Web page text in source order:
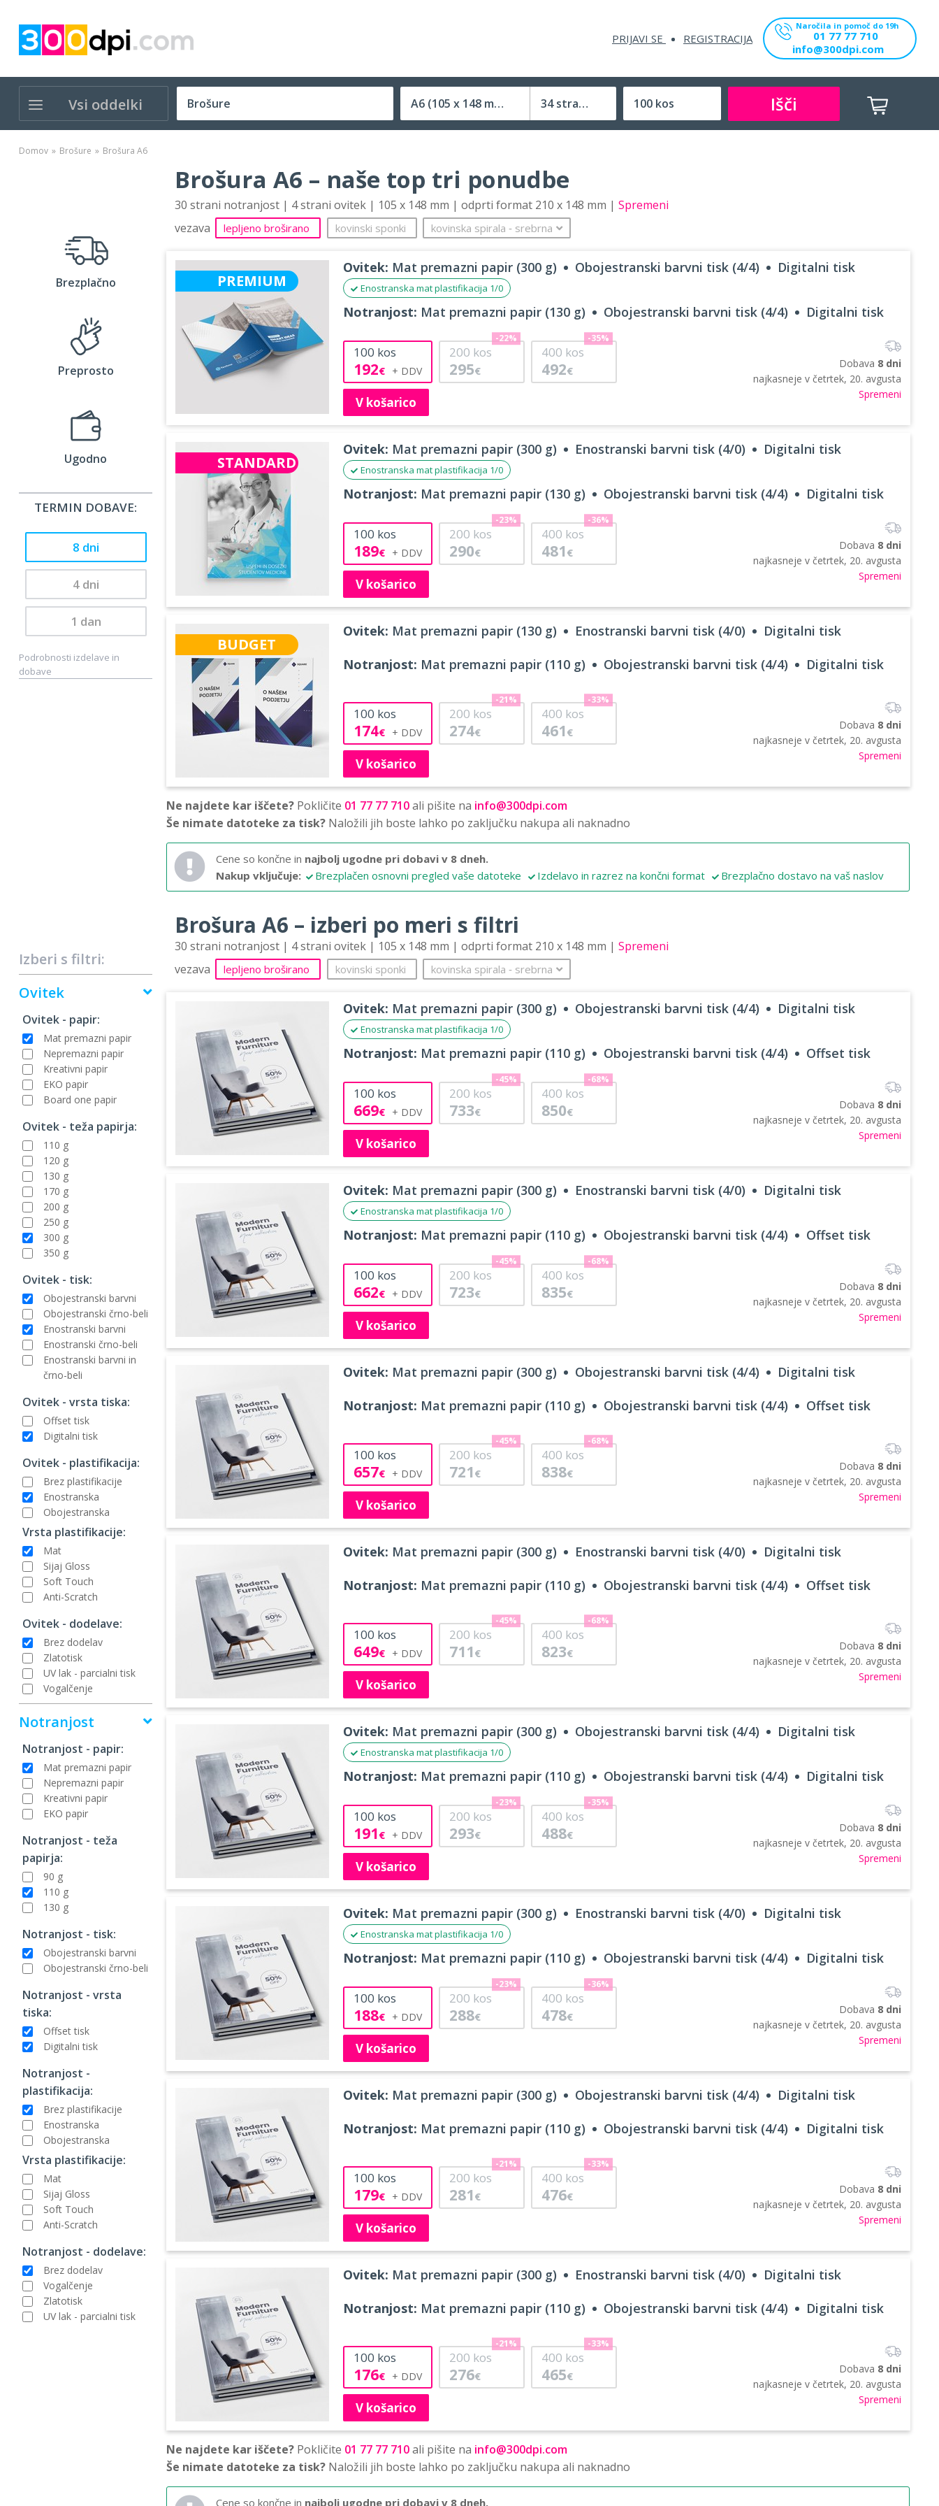
PRIJAVI SE REGISTRACIJA
Naročila in pomoč do 19h
01 77 77 710
info@300dpi.com
Vsi oddelki A6 (105 x 148 mm)
Velikost (zaprte) tiskovine
34 strani Išči
Domov Brošure Brošura A6
Brezplačno
Preprosto
Ugodno
TERMIN DOBAVE:
8 dni
4 dni
1 dan
Podrobnosti izdelave in
dobave
Izberi s filtri:
Ovitek
Ovitek - papir:
Mat premazni papir
Nepremazni papir
Kreativni papir
EKO papir
Board one papir
Ovitek - teža papirja:
110 g
120 g
130 g
170 g
200 g
250 g
300 g
350 g
Ovitek - tisk:
Obojestranski barvni
Obojestranski črno-beli
Enostranski barvni
Enostranski črno-beli
Enostranski barvni in
črno-beli
Ovitek - vrsta tiska:
Offset tisk
Digitalni tisk
Ovitek - plastifikacija:
Brez plastifikacije
Enostranska
Obojestranska
Vrsta plastifikacije:
Mat
Sijaj Gloss
Soft Touch
Anti-Scratch
Ovitek - dodelave:
Brez dodelav
Zlatotisk
UV lak - parcialni tisk
Vogalčenje
Notranjost
Notranjost - papir:
Mat premazni papir
Nepremazni papir
Kreativni papir
EKO papir
Notranjost - teža
papirja:
90 g
110 g
130 g
Notranjost - tisk:
Obojestranski barvni
Obojestranski črno-beli
Notranjost - vrsta
tiska:
Offset tisk
Digitalni tisk
Notranjost -
plastifikacija:
Brez plastifikacije
Enostranska
Obojestranska
Vrsta plastifikacije:
Mat
Sijaj Gloss
Soft Touch
Anti-Scratch
Notranjost - dodelave:
Brez dodelav
Vogalčenje
Zlatotisk
UV lak - parcialni tisk
Brošura A6 – naše top tri ponudbe
30 strani notranjost | 4 strani ovitek | 105 x 148 mm | odprti format 210 x 148 mm | Spremeni
vezava
lepljeno broširano kovinski sponki kovinska spirala ‐ srebrna
PREMIUM
Ovitek: Mat premazni papir (300 g) Obojestranski barvni tisk (4/4) Digitalni tisk
Enostranska mat plastifikacija 1/0
Notranjost: Mat premazni papir (130 g) Obojestranski barvni tisk (4/4) Digitalni tisk
100 kos
192€
200 kos
295€
-22%
400 kos
492€
-35%
V košarico
Dobava 8 dni
najkasneje v četrtek, 20. avgusta
Spremeni
STANDARD
Ovitek: Mat premazni papir (300 g) Enostranski barvni tisk (4/0) Digitalni tisk
Enostranska mat plastifikacija 1/0
Notranjost: Mat premazni papir (130 g) Obojestranski barvni tisk (4/4) Digitalni tisk
100 kos
189€
200 kos
290€
-23%
400 kos
481 €
-36%
V košarico
Dobava 8 dni
najkasneje v četrtek, 20. avgusta
Spremeni
BUDGET
Ovitek: Mat premazni papir (130 g) Enostranski barvni tisk (4/0) Digitalni tisk
Notranjost: Mat premazni papir (110 g) Obojestranski barvni tisk (4/4) Digitalni tisk
100 kos
174€
200 kos
274€
-21%
400 kos
461 €
-33%
V košarico
Dobava 8 dni
najkasneje v četrtek, 20. avgusta
Spremeni
Ne najdete kar iščete? Pokličite 01 77 77 710ali pišite na info@300dpi.com
Še nimate datoteke za tisk? Naložili jih boste lahko po zaključku nakupa ali naknadno
Cene so končne in najbolj ugodne pri dobavi v 8 dneh.
Nakup vključuje:
Brezplačen osnovni pregled vaše datoteke Izdelavo in razrez na končni format Brezplačno dostavo na vaš naslov
Brošura A6 – izberi po meri s filtri
30 strani notranjost | 4 strani ovitek | 105 x 148 mm | odprti format 210 x 148 mm | Spremeni
vezava
lepljeno broširano kovinski sponki kovinska spirala ‐ srebrna
Ovitek: Mat premazni papir (300 g) Obojestranski barvni tisk (4/4) Digitalni tisk
Enostranska mat plastifikacija 1/0
Notranjost: Mat premazni papir (110 g) Obojestranski barvni tisk (4/4) Offset tisk
100 kos
669€
200 kos
733€
-45%
400 kos
850€
-68%
V košarico
Dobava 8 dni
najkasneje v četrtek, 20. avgusta
Spremeni
Ovitek: Mat premazni papir (300 g) Enostranski barvni tisk (4/0) Digitalni tisk
Enostranska mat plastifikacija 1/0
Notranjost: Mat premazni papir (110 g) Obojestranski barvni tisk (4/4) Offset tisk
100 kos
662€
200 kos
723€
-45%
400 kos
835€
-68%
V košarico
Dobava 8 dni
najkasneje v četrtek, 20. avgusta
Spremeni
Ovitek: Mat premazni papir (300 g) Obojestranski barvni tisk (4/4) Digitalni tisk
Notranjost: Mat premazni papir (110 g) Obojestranski barvni tisk (4/4) Offset tisk
100 kos
657€
200 kos
721 €
-45%
400 kos
838€
-68%
V košarico
Dobava 8 dni
najkasneje v četrtek, 20. avgusta
Spremeni
Ovitek: Mat premazni papir (300 g) Enostranski barvni tisk (4/0) Digitalni tisk
Notranjost: Mat premazni papir (110 g) Obojestranski barvni tisk (4/4) Offset tisk
100 kos
649€
200 kos
711 €
-45%
400 kos
823€
-68%
V košarico
Dobava 8 dni
najkasneje v četrtek, 20. avgusta
Spremeni
Ovitek: Mat premazni papir (300 g) Obojestranski barvni tisk (4/4) Digitalni tisk
Enostranska mat plastifikacija 1/0
Notranjost: Mat premazni papir (110 g) Obojestranski barvni tisk (4/4) Digitalni tisk
100 kos
191€
200 kos
293€
-23%
400 kos
488€
-35%
V košarico
Dobava 8 dni
najkasneje v četrtek, 20. avgusta
Spremeni
Ovitek: Mat premazni papir (300 g) Enostranski barvni tisk (4/0) Digitalni tisk
Enostranska mat plastifikacija 1/0
Notranjost: Mat premazni papir (110 g) Obojestranski barvni tisk (4/4) Digitalni tisk
100 kos
188€
200 kos
288€
-23%
400 kos
478€
-36%
V košarico
Dobava 8 dni
najkasneje v četrtek, 20. avgusta
Spremeni
Ovitek: Mat premazni papir (300 g) Obojestranski barvni tisk (4/4) Digitalni tisk
Notranjost: Mat premazni papir (110 g) Obojestranski barvni tisk (4/4) Digitalni tisk
100 kos
179€
200 kos
281 €
-21%
400 kos
476€
-33%
V košarico
Dobava 8 dni
najkasneje v četrtek, 20. avgusta
Spremeni
Ovitek: Mat premazni papir (300 g) Enostranski barvni tisk (4/0) Digitalni tisk
Notranjost: Mat premazni papir (110 g) Obojestranski barvni tisk (4/4) Digitalni tisk
100 kos
176€
200 kos
276€
-21%
400 kos
465€
-33%
V košarico
Dobava 8 dni
najkasneje v četrtek, 20. avgusta
Spremeni
Ne najdete kar iščete? Pokličite 01 77 77 710ali pišite na info@300dpi.com
Še nimate datoteke za tisk? Naložili jih boste lahko po zaključku nakupa ali naknadno
Cene so končne in najbolj ugodne pri dobavi v 8 dneh.